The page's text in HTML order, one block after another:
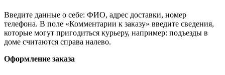
Введите данные о себе: ФИО, адрес доставки, номер
телефона. В поле «Комментарии к заказу» введите сведения,
которые могут пригодиться курьеру, например: подъезды в
доме считаются справа налево.
Оформление заказа